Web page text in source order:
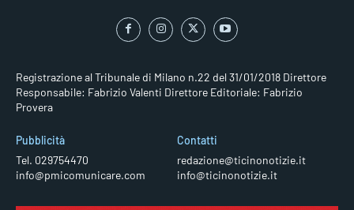
Registrazione al Tribunale di Milano n.22 del 31/01/2018 Direttore
Responsabile: Fabrizio Valenti Direttore Editoriale: Fabrizio
Provera
Pubblicità
Tel. 029754470
info@pmicomunicare.com
Contatti
redazione@ticinonotizie.it
info@ticinonotizie.it